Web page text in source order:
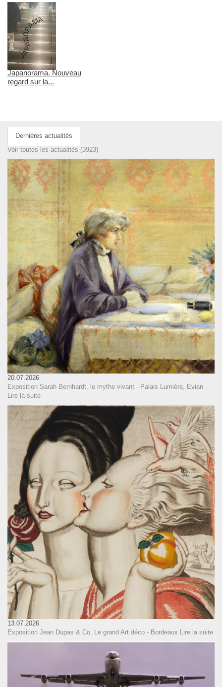
Japanorama. Nouveau
regard sur la...
Dernières actualités
Voir toutes les actualités (3923)
20.07.2026
Exposition Sarah Bernhardt, le mythe vivant - Palais Lumière, Evian
Lire la suite
13.07.2026
Exposition Jean Dupas & Co. Le grand Art déco - Bordeaux Lire la suite